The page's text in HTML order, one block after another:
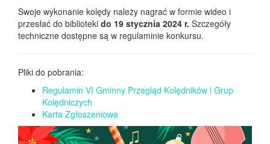
Swoje wykonanie kolędy należy nagrać w formie wideo i
przesłać do biblioteki do 19 stycznia 2024 r. Szczegóły
techniczne dostępne są w regulaminie konkursu.
Pliki do pobrania:
Regulamin VI Gminny Przegląd Kolędników i Grup
Kolędniczych
Karta Zgłoszeniowa